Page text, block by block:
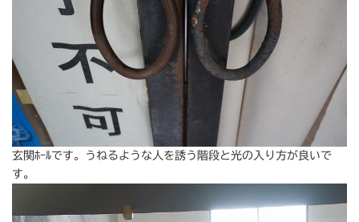
玄関ﾎｰﾙです。うねるような人を誘う階段と光の入り方が良いで
す。